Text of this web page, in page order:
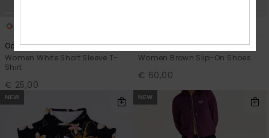
Oceanwave Regular Slub
Women White Short Sleeve T-
Shirt
€ 25,00
Lili Slip On
Women Brown Slip-On Shoes
€ 60,00
NEW NEW